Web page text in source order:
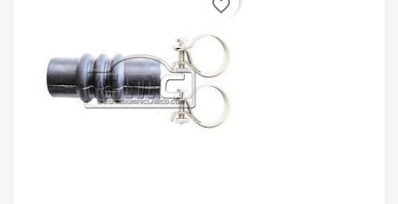
favorite_border